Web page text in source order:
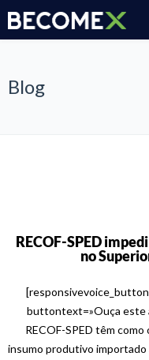
Blog
RECOF-SPED
no
[responsivevoice_button
buttontext=»Ouça este
RECOF-SPED têm
insumo produtivo importado